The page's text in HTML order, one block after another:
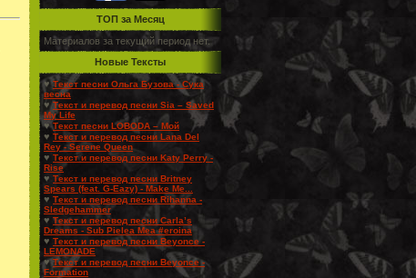
TOП за Месяц
Материалов за текущий период нет.
Новые Тексты
♥Текст песни Ольга Бузова - Сука
весна
♥Текст и перевод песни Sia – Saved
My Life
♥Текст песни LOBODA – Мой
♥ Текст и перевод песни Lana Del
Rey - Serene Queen
♥ Текст и перевод песни Katy Perry -
Rise
♥ Текст и перевод песни Britney
Spears (feat. G-Eazy) - Make Me...
♥ Текст и перевод песни Rihanna -
Sledgehammer
♥ Текст и перевод песни Carla’s
Dreams - Sub Pielea Mea #eroina
♥ Текст и перевод песни Beyonce -
LEMONADE
♥Текст и перевод песни Beyonce -
Formation